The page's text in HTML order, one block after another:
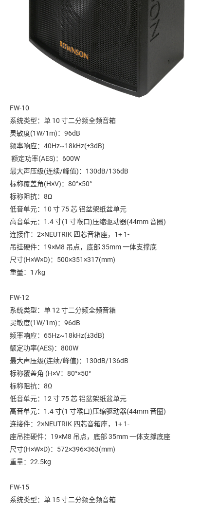
FW-10
系统类型：单 10 寸二分频全频音箱
灵敏度(1W/1m)：96dB
频率响应：40Hz~18kHz(±3dB)
额定功率(AES)：600W
最大声压级(连续/峰值)：130dB/136dB
标称覆盖角(H×V)：80°×50°
标称阻抗：8Ω
低音单元：10 寸 75 芯 铝盆架纸盆单元
高音单元：1.4 寸(1 寸喉口)压缩驱动器(44mm 音圈)
连接件：2×NEUTRIK 四芯音箱座，1+ 1-
吊挂硬件：19×M8 吊点，底部 35mm 一体支撑底
尺寸(H×W×D)：500×351×317(mm)
重量：17kg
FW-12
系统类型：单 12 寸二分频全频音箱
灵敏度(1W/1m)：96dB
频率响应：65Hz~18kHz(±3dB)
额定功率(AES)：800W
最大声压级(连续/峰值)：130dB/136dB
标称覆盖角 (H×V：80°×50°
标称阻抗：8Ω
低音单元：12 寸 75 芯 铝盆架纸盆单元
高音单元：1.4 寸(1 寸喉口)压缩驱动器(44mm 音圈)
连接件：2×NEUTRIK 四芯音箱座，1+ 1-
座吊挂硬件：19×M8 吊点，底部 35mm 一体支撑底座
尺寸(H×W×D)：572×396×363(mm)
重量：22.5kg
FW-15
系统类型：单 15 寸二分频全频音箱